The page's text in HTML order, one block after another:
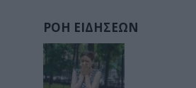
ΡΟΗ ΕΙΔΗΣΕΩΝ